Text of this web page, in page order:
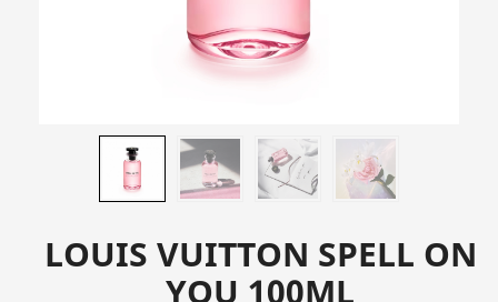
LOUIS VUITTON SPELL ON
YOU 100ML